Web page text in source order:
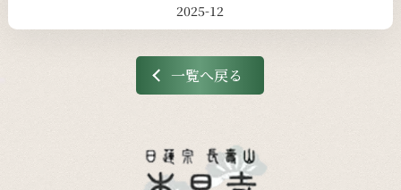
2025-12
一覧へ戻る